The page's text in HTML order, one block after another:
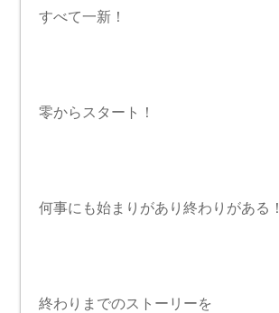
すべて一新！
零からスタート！
何事にも始まりがあり終わりがある！
終わりまでのストーリーを